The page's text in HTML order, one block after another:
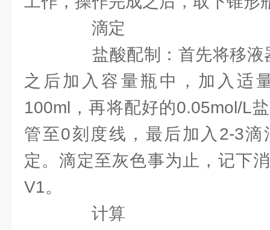
滴定
盐酸配制：首先将移液
之后加入容量瓶中，加入适
100ml，再将配好的0.05mol/L
管至0刻度线，最后加入2-3
定。滴定至灰色事为止，记下
V1。
计算